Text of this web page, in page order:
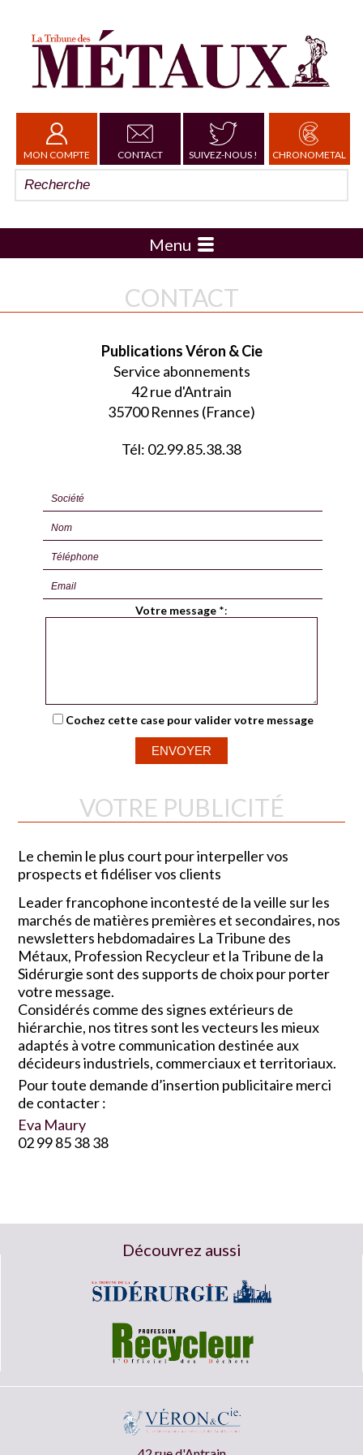
MON COMPTE CONTACT SUIVEZ-NOUS ! CHRONOMETAL
Menu
CONTACT
Publications Véron & Cie
Service abonnements
42 rue d'Antrain
35700 Rennes (France)
Tél: 02.99.85.38.38
Votre message *:
Cochez cette case pour valider votre message
VOTRE PUBLICITÉ
Le chemin le plus court pour interpeller vos
prospects et fidéliser vos clients
Leader francophone incontesté de la veille sur les
marchés de matières premières et secondaires, nos
newsletters hebdomadaires La Tribune des
Métaux, Profession Recycleur et la Tribune de la
Sidérurgie sont des supports de choix pour porter
votre message.
Considérés comme des signes extérieurs de
hiérarchie, nos titres sont les vecteurs les mieux
adaptés à votre communication destinée aux
décideurs industriels, commerciaux et territoriaux.
Pour toute demande d’insertion publicitaire merci
de contacter :
Eva Maury
02 99 85 38 38
Découvrez aussi